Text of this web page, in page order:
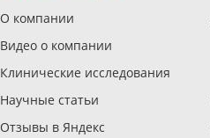
О компании
Видео о компании
Клинические исследования
Научные статьи
Отзывы в Яндекс